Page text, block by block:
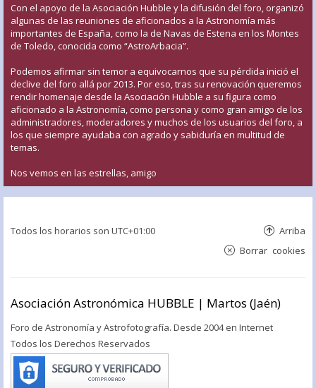
Con el apoyo de la Asociación Hubble y la difusión del foro, organizó
algunas de las reuniones de aficionados a la Astronomía más
importantes de España, como la de Navas de Estena en los Montes
de Toledo, conocida como “AstroArbacia”.
Podemos afirmar sin temor a equivocarnos que su pérdida inició el
declive del foro allá por 2013. Por eso, tras su renovación queremos
rendir homenaje desde la Asociación Hubble a su figura como
aficionado a la Astronomía, como persona y como gran amigo de los
administradores, moderadores y muchos de los usuarios del foro, a
los que siempre ayudaba con agrado y sabiduría en multitud de
temas.
Nos vemos en las estrellas, amigo
Todos los horarios son UTC+01:00 Arriba
Borrar cookies
Asociación Astronómica HUBBLE | Martos (Jaén)
Foro de Astronomía y Astrofotografía. Desde 2004 en Internet
Todos los Derechos Reservados